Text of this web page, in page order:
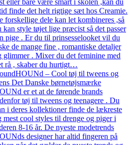
finde det helt rigtige sæt hos Creamie.
forskellige dele kan let kombineres ,så
kan style tøjet lige præcist så det passer
pige . Er du til prinsesselooket vil du
de mange fine , romantiske detaljer
glimmer . Mixer du det feminine med
rå , skaber du hurtigt…
HOUNd – Cool tøj til tweens og
Det Danske børnetøjsmærke
er et at de førende brands
tøj til tweens og teenagere . Du
i deres kollektioner finde de lækreste
mest cool styles til drenge og piger i
8-16 år. De nyeste modetrends
designer har altid fingeren på